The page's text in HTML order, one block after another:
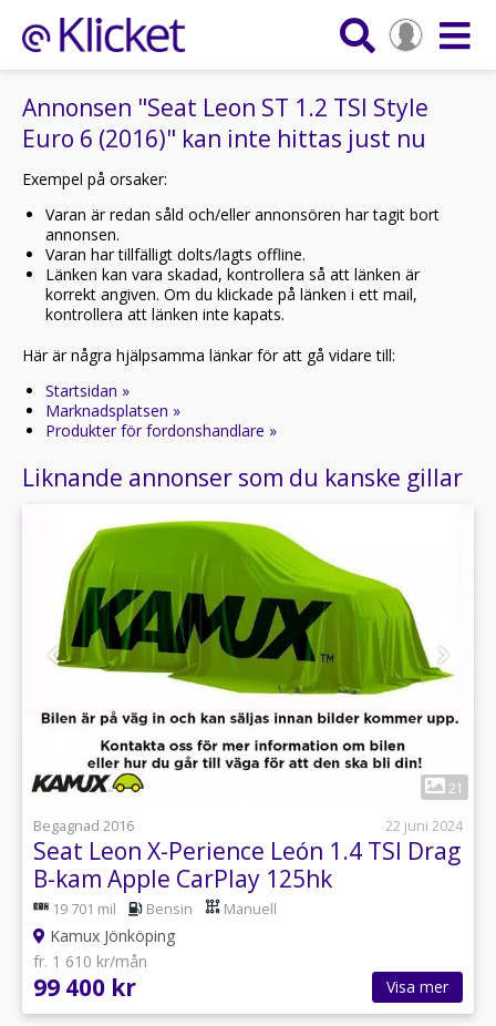
Annonsen "Seat Leon ST 1.2 TSI Style
Euro 6 (2016)" kan inte hittas just nu
Exempel på orsaker:
Varan är redan såld och/eller annonsören har tagit bort
annonsen.
Varan har tillfälligt dolts/lagts offline.
Länken kan vara skadad, kontrollera så att länken är
korrekt angiven. Om du klickade på länken i ett mail,
kontrollera att länken inte kapats.
Här är några hjälpsamma länkar för att gå vidare till:
Startsidan »
Marknadsplatsen »
Produkter för fordonshandlare »
Liknande annonser som du kanske gillar
21
Begagnad 2016
22 juni 2024
Seat Leon X-Perience León 1.4 TSI Drag
B-kam Apple CarPlay 125hk
19 701 mil Bensin Manuell
Kamux Jönköping
fr. 1 610 kr/mån
99 400 kr Visa mer